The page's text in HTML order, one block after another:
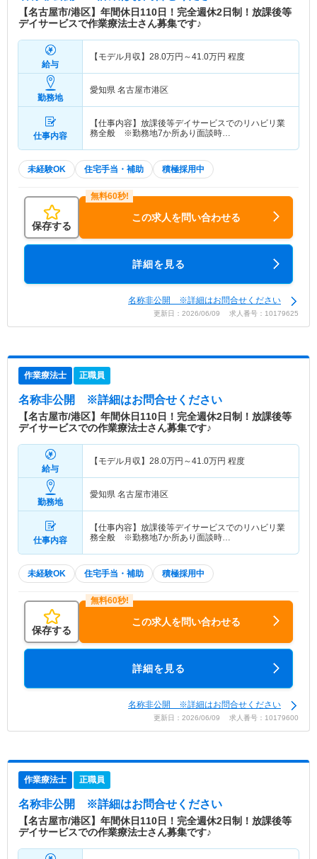
【名古屋市/港区】年間休日110日！完全週休2日制！放課後等
デイサービスで作業療法士さん募集です♪
給与
【モデル月収】 28.0万円～41.0万円 程度
勤務地
愛知県 名古屋市港区
仕事内容
【仕事内容】放課後等デイサービスでのリハビリ業
務全般 ※勤務地7か所あり面談時…
未経験OK 住宅手当・補助 積極採用中
保存する
この求人を問い合わせる
詳細を見る
名称非公開 ※詳細はお問合せください
更新日：2026/06/09 求人番号：10179625
作業療法士 正職員
名称非公開 ※詳細はお問合せください
【名古屋市/港区】年間休日110日！完全週休2日制！放課後等
デイサービスでの作業療法士さん募集です♪
給与
【モデル月収】 28.0万円～41.0万円 程度
勤務地
愛知県 名古屋市港区
仕事内容
【仕事内容】放課後等デイサービスでのリハビリ業
務全般 ※勤務地7か所あり面談時…
未経験OK 住宅手当・補助 積極採用中
保存する
この求人を問い合わせる
詳細を見る
名称非公開 ※詳細はお問合せください
更新日：2026/06/09 求人番号：10179600
作業療法士 正職員
名称非公開 ※詳細はお問合せください
【名古屋市/港区】年間休日110日！完全週休2日制！放課後等
デイサービスでの作業療法士さん募集です♪